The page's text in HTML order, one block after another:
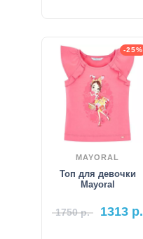
-25%
MAYORAL
Топ для девочки
Mayoral
1750р. 1313 р.